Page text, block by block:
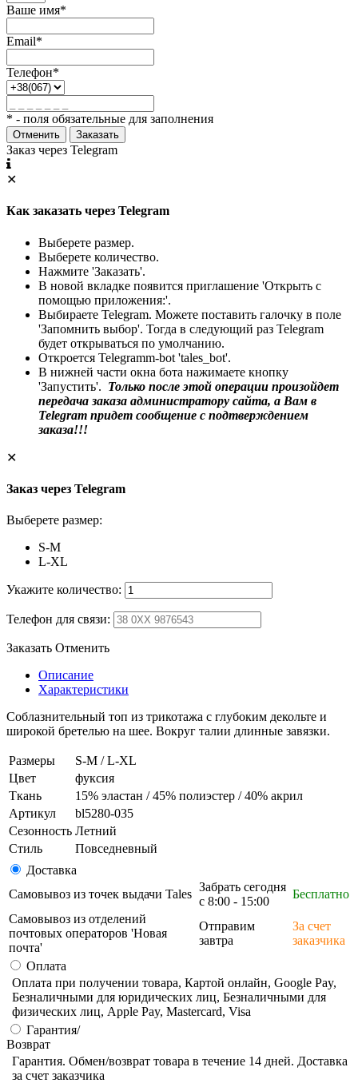
Ваше имя*
Email*
Телефон*
* - поля обязательные для заполнения
Отменить Заказать
Заказ через Telegram
✕
Как заказать через Telegram
Выберете размер.
Выберете количество.
Нажмите 'Заказать'.
В новой вкладке появится приглашение 'Открыть с
помощью приложения:'.
Выбираете Telegram. Можете поставить галочку в поле
'Запомнить выбор'. Тогда в следующий раз Telegram
будет открываться по умолчанию.
Откроется Telegramm-bot 'tales_bot'.
В нижней части окна бота нажимаете кнопку
'Запустить'. Только после этой операции произойдет
передача заказа администратору сайта, а Вам в
Telegram придет сообщение с подтверждением
заказа!!!
✕
Заказ через Telegram
Выберете размер:
S-M
L-XL
Укажите количество:
Телефон для связи:
Заказать Отменить
Описание
Характеристики
Соблазнительный топ из трикотажа с глубоким декольте и
широкой бретелью на шее. Вокруг талии длинные завязки.
Размеры
S-M / L-XL
Цвет
фуксия
Ткань
15% эластан / 45% полиэстер / 40% акрил
Артикул
bl5280-035
Сезонность Летний
Стиль
Повседневный
Доставка
Самовывоз из точек выдачи Tales
Забрать сегодня
с 8:00 - 15:00
Бесплатно
Самовывоз из отделений
почтовых операторов 'Новая
почта'
Отправим
завтра
За счет
заказчика
Оплата
Оплата при получении товара, Картой онлайн, Google Pay,
Безналичными для юридических лиц, Безналичными для
физических лиц, Apple Pay, Mastercard, Visa
Гарантия/
Возврат
Гарантия. Обмен/возврат товара в течение 14 дней. Доставка
за счет заказчика